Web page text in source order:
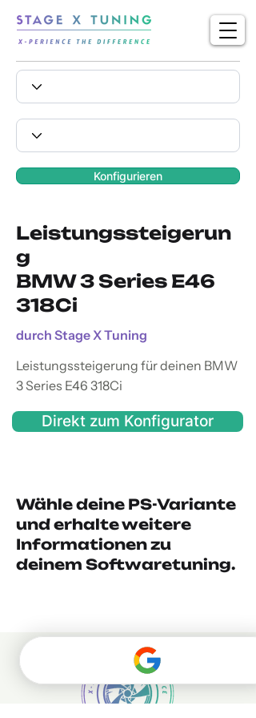
Konfigurieren
Leistungssteigerun
g
BMW 3 Series E46
318Ci
durch Stage X Tuning
Leistungssteigerung für deinen BMW
3 Series E46 318Ci
Direkt zum Konfigurator
Wähle deine PS-Variante
und erhalte weitere
Informationen zu
deinem Softwaretuning.